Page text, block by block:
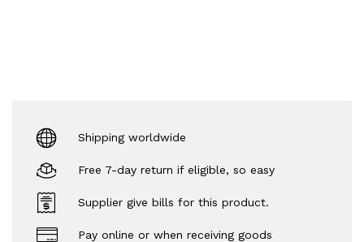
Shipping worldwide
Free 7-day return if eligible, so easy
Supplier give bills for this product.
Pay online or when receiving goods